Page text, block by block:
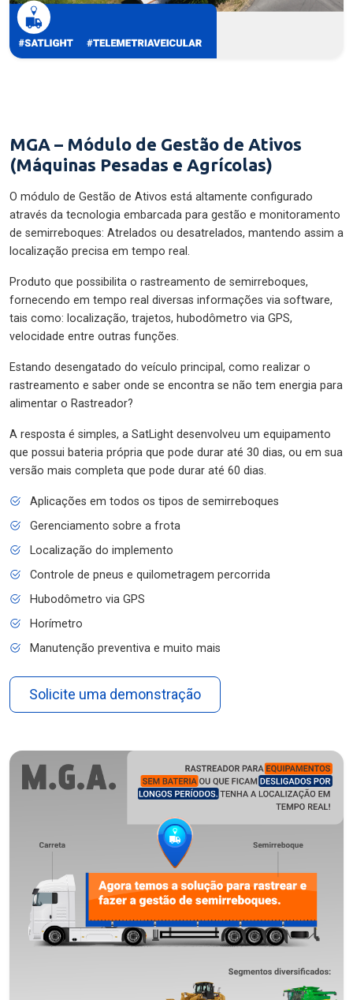
MGA – Módulo de Gestão de Ativos
(Máquinas Pesadas e Agrícolas)
O módulo de Gestão de Ativos está altamente configurado
através da tecnologia embarcada para gestão e monitoramento
de semirreboques: Atrelados ou desatrelados, mantendo assim a
localização precisa em tempo real.
Produto que possibilita o rastreamento de semirreboques,
fornecendo em tempo real diversas informações via software,
tais como: localização, trajetos, hubodômetro via GPS,
velocidade entre outras funções.
Estando desengatado do veículo principal, como realizar o
rastreamento e saber onde se encontra se não tem energia para
alimentar o Rastreador?
A resposta é simples, a SatLight desenvolveu um equipamento
que possui bateria própria que pode durar até 30 dias, ou em sua
versão mais completa que pode durar até 60 dias.
Aplicações em todos os tipos de semirreboques
Gerenciamento sobre a frota
Localização do implemento
Controle de pneus e quilometragem percorrida
Hubodômetro via GPS
Horímetro
Manutenção preventiva e muito mais
Solicite uma demonstração